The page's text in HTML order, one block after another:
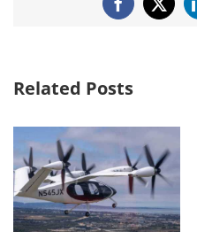
Facebook
X
Related Posts